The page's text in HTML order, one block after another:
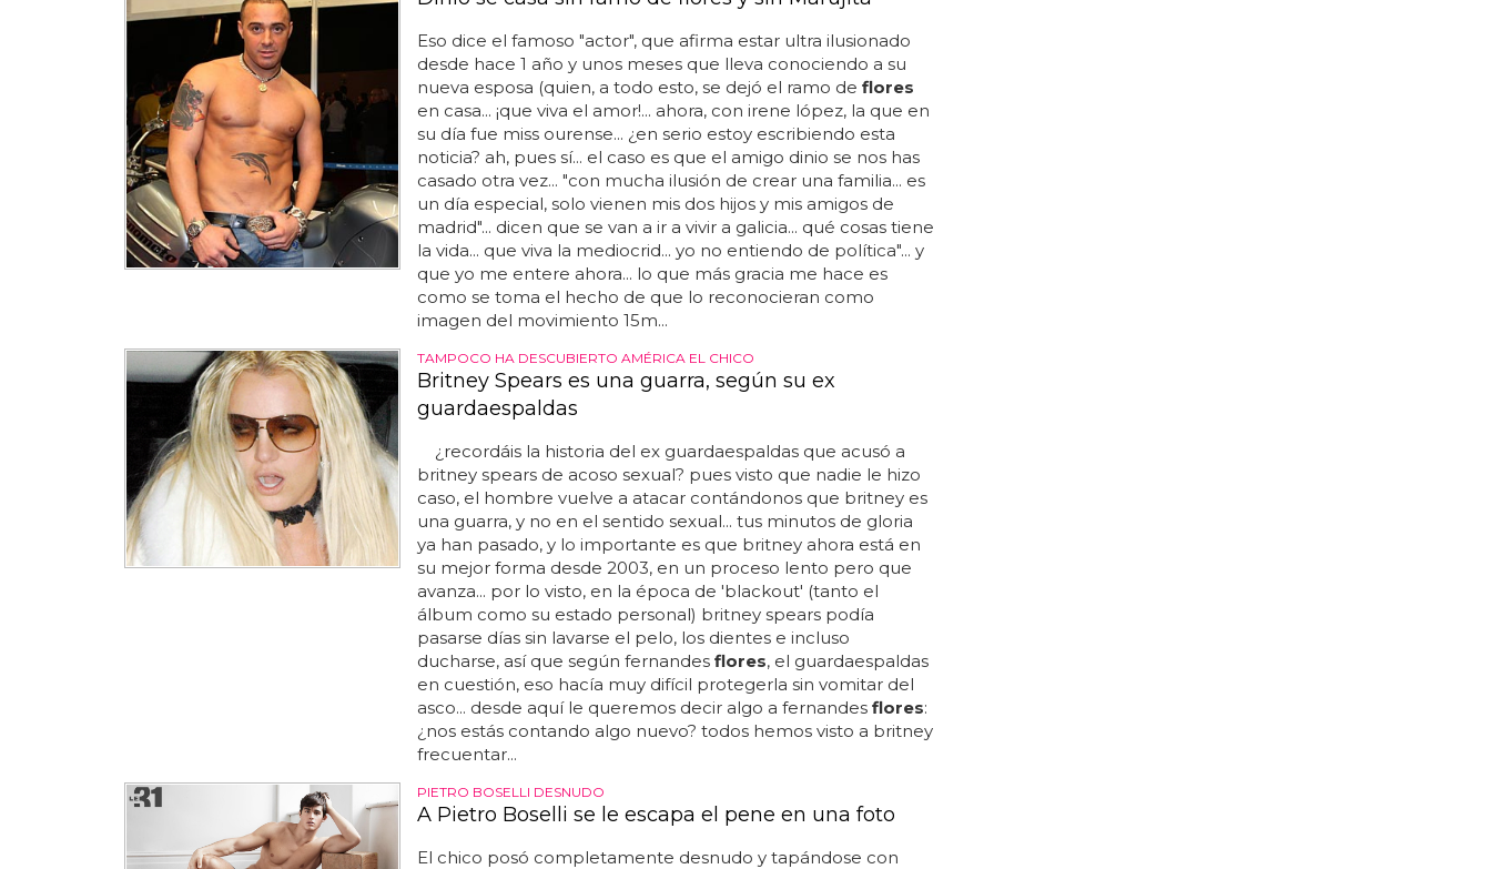
Eso dice el famoso "actor", que afirma estar ultra ilusionado
desde hace 1 año y unos meses que lleva conociendo a su
nueva esposa (quien, a todo esto, se dejó el ramo de flores
en casa... ¡que viva el amor!... ahora, con irene lópez, la que en
su día fue miss ourense... ¿en serio estoy escribiendo esta
noticia? ah, pues sí... el caso es que el amigo dinio se nos has
casado otra vez... "con mucha ilusión de crear una familia... es
un día especial, solo vienen mis dos hijos y mis amigos de
madrid"... dicen que se van a ir a vivir a galicia... qué cosas tiene
la vida... que viva la mediocrid... yo no entiendo de política"... y
que yo me entere ahora... lo que más gracia me hace es
como se toma el hecho de que lo reconocieran como
imagen del movimiento 15m...
TAMPOCO HA DESCUBIERTO AMÉRICA EL CHICO
Britney Spears es una guarra, según su ex
guardaespaldas
¿recordáis la historia del ex guardaespaldas que acusó a
britney spears de acoso sexual? pues visto que nadie le hizo
caso, el hombre vuelve a atacar contándonos que britney es
una guarra, y no en el sentido sexual... tus minutos de gloria
ya han pasado, y lo importante es que britney ahora está en
su mejor forma desde 2003, en un proceso lento pero que
avanza... por lo visto, en la época de 'blackout' (tanto el
álbum como su estado personal) britney spears podía
pasarse días sin lavarse el pelo, los dientes e incluso
ducharse, así que según fernandes flores, el guardaespaldas
en cuestión, eso hacía muy difícil protegerla sin vomitar del
asco... desde aquí le queremos decir algo a fernandes flores:
¿nos estás contando algo nuevo? todos hemos visto a britney
frecuentar...
PIETRO BOSELLI DESNUDO
A Pietro Boselli se le escapa el pene en una foto
El chico posó completamente desnudo y tapándose con